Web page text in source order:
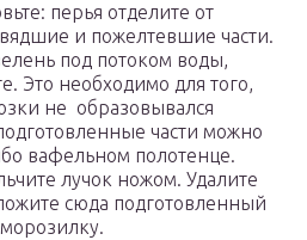
перья отделите от
и пожелтевшие части.
под потоком воды,
Это необходимо для того,
не образовывался
части можно
вафельном полотенце.
лучок ножом. Удалите
сюда подготовленный